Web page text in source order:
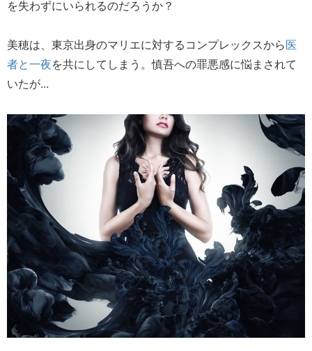
を失わずにいられるのだろうか？
美穂は、東京出身のマリエに対するコンプレックスから医
者と一夜を共にしてしまう。慎吾への罪悪感に悩まされて
いたが...